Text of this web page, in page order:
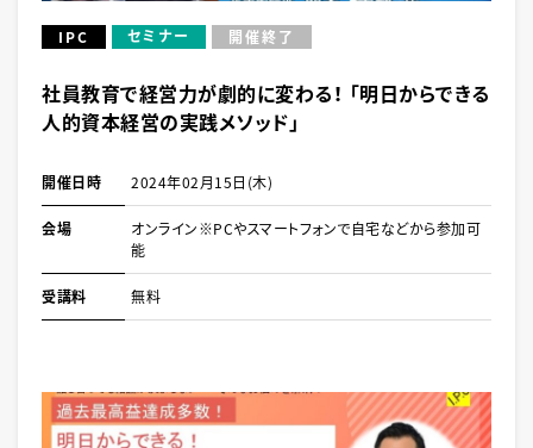
IPC セミナー 開催終了
社員教育で経営力が劇的に変わる！ 「明日からできる
人的資本経営の実践メソッド」
開催日時 2024年02月15日(木)
会場
オンライン※PCやスマートフォンで自宅などから参加可
能
受講料 無料